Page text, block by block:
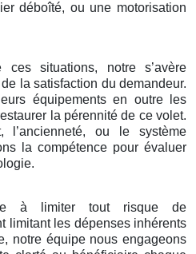
déboîté, ou une motorisation
situations, notre s’avère
la satisfaction du demandeur.
équipements en outre les
la pérennité de ce volet.
l’ancienneté, ou le système
la compétence pour évaluer
à limiter tout risque de
limitant les dépenses inhérents
notre équipe nous engageons